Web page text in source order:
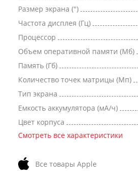
Размер экрана (")
Частота дисплея (Гц)
Процессор
Объем оперативной памяти (Мб)
Память (Гб)
Количество точек матрицы (Мп)
Тип экрана
Емкость аккумулятора (мА/ч)
Цвет корпуса
Смотреть все характеристики
Все товары Apple